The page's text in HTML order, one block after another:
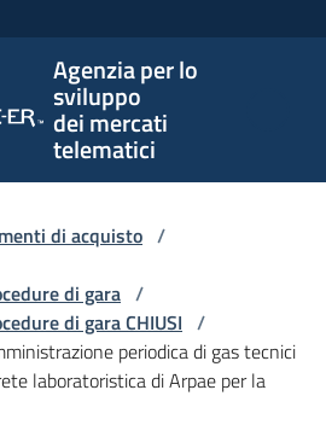
Agenzia per lo
sviluppo
dei mercati
telematici
di acquisto /
di gara /
di gara CHIUSI /
periodica di gas tecnici
laboratoristica di Arpae per la